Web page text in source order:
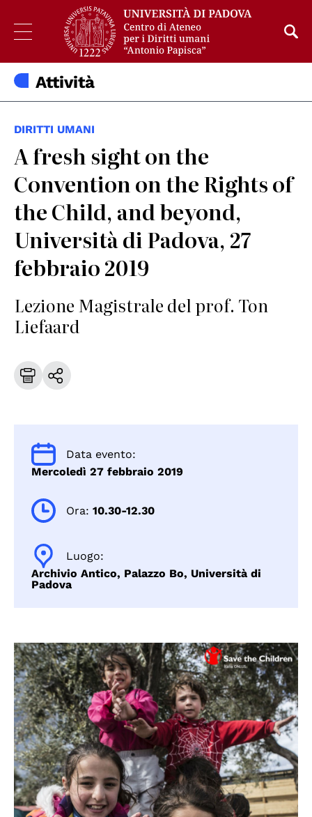
Attività
DIRITTI UMANI
A fresh sight on the
Convention on the Rights of
the Child, and beyond,
Università di Padova, 27
febbraio 2019
Lezione Magistrale del prof. Ton
Liefaard
Data evento:
Mercoledì 27 febbraio 2019
Ora: 10.30-12.30
Luogo:
Archivio Antico, Palazzo Bo, Università di
Padova